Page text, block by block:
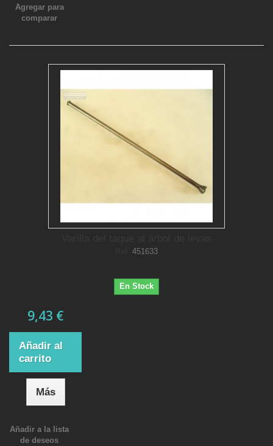
Agregar para
comparar
451633
En Stock
9,43 €
Añadir al
carrito
Más
Añadir a la lista
de deseos